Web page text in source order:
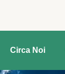
Circa Noi